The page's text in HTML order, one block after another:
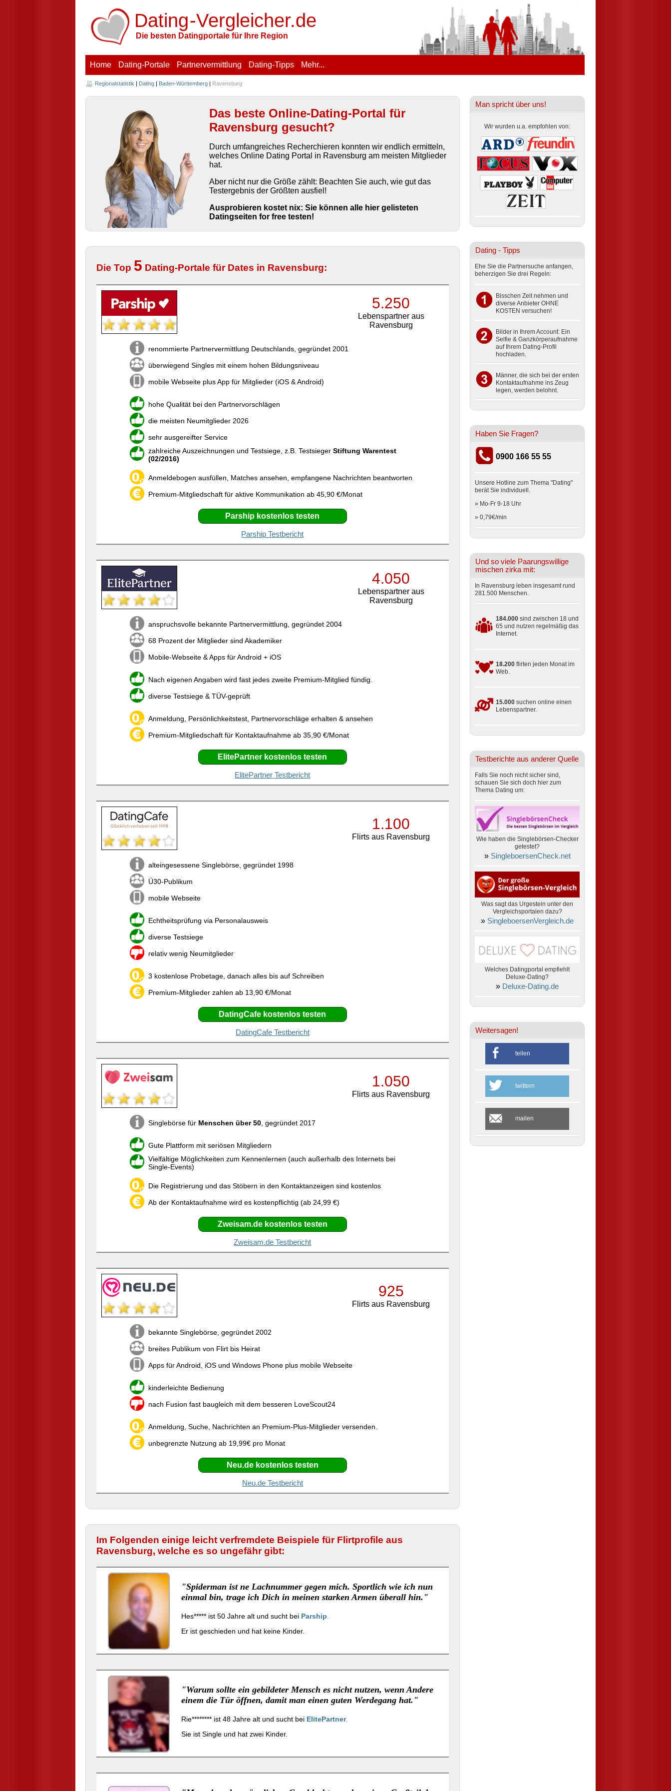
Dating-Vergleicher.de
Die besten Datingportale für Ihre Region
Home Dating-Portale Partnervermittlung Dating-Tipps Mehr...
Regionalstatistik | Dating | Baden-Württemberg | Ravensburg
Das beste Online-Dating-Portal für
Ravensburg gesucht?
Durch umfangreiches Recherchieren konnten wir endlich ermitteln,
welches Online Dating Portal in Ravensburg am meisten Mitglieder
hat.
Aber nicht nur die Größe zählt: Beachten Sie auch, wie gut das
Testergebnis der Größten ausfiel!
Ausprobieren kostet nix: Sie können alle hier gelisteten
Datingseiten for free testen!
Die Top 5 Dating-Portale für Dates in Ravensburg:
5.250
Lebenspartner aus
Ravensburg
renommierte Partnervermittlung Deutschlands, gegründet 2001
überwiegend Singles mit einem hohen Bildungsniveau
mobile Webseite plus App für Mitglieder (iOS & Android)
hohe Qualität bei den Partnervorschlägen
die meisten Neumitglieder 2026
sehr ausgereifter Service
zahlreiche Auszeichnungen und Testsiege, z.B. Testsieger Stiftung Warentest
(02/2016)
Anmeldebogen ausfüllen, Matches ansehen, empfangene Nachrichten beantworten
Premium-Mitgliedschaft für aktive Kommunikation ab 45,90 €/Monat
Parship kostenlos testen
Parship Testbericht
4.050
Lebenspartner aus
Ravensburg
anspruchsvolle bekannte Partnervermittlung, gegründet 2004
68 Prozent der Mitglieder sind Akademiker
Mobile-Webseite & Apps für Android + iOS
Nach eigenen Angaben wird fast jedes zweite Premium-Mitglied fündig.
diverse Testsiege & TÜV-geprüft
Anmeldung, Persönlichkeitstest, Partnervorschläge erhalten & ansehen
Premium-Mitgliedschaft für Kontaktaufnahme ab 35,90 €/Monat
ElitePartner kostenlos testen
ElitePartner Testbericht
1.100
Flirts aus Ravensburg
alteingesessene Singlebörse, gegründet 1998
Ü30-Publikum
mobile Webseite
Echtheitsprüfung via Personalausweis
diverse Testsiege
relativ wenig Neumitglieder
3 kostenlose Probetage, danach alles bis auf Schreiben
Premium-Mitglieder zahlen ab 13,90 €/Monat
DatingCafe kostenlos testen
DatingCafe Testbericht
1.050
Flirts aus Ravensburg
Singlebörse für Menschen über 50, gegründet 2017
Gute Plattform mit seriösen Mitgliedern
Vielfältige Möglichkeiten zum Kennenlernen (auch außerhalb des Internets bei
Single-Events)
Die Registrierung und das Stöbern in den Kontaktanzeigen sind kostenlos
Ab der Kontaktaufnahme wird es kostenpflichtig (ab 24,99 €)
Zweisam.de kostenlos testen
Zweisam.de Testbericht
925
Flirts aus Ravensburg
bekannte Singlebörse, gegründet 2002
breites Publikum von Flirt bis Heirat
Apps für Android, iOS und Windows Phone plus mobile Webseite
kinderleichte Bedienung
nach Fusion fast baugleich mit dem besseren LoveScout24
Anmeldung, Suche, Nachrichten an Premium-Plus-Mitglieder versenden.
unbegrenzte Nutzung ab 19,99€ pro Monat
Neu.de kostenlos testen
Neu.de Testbericht
Im Folgenden einige leicht verfremdete Beispiele für Flirtprofile aus
Ravensburg, welche es so ungefähr gibt:
"Spiderman ist ne Lachnummer gegen mich. Sportlich wie ich nun
einmal bin, trage ich Dich in meinen starken Armen überall hin."
Hes***** ist 50 Jahre alt und sucht bei Parship
Er ist geschieden und hat keine Kinder.
"Warum sollte ein gebildeter Mensch es nicht nutzen, wenn Andere
einem die Tür öffnen, damit man einen guten Werdegang hat."
Rie******** ist 48 Jahre alt und sucht bei ElitePartner.
Sie ist Single und hat zwei Kinder.
Man spricht über uns!
Wir wurden u.a. empfohlen von:
Dating - Tipps
Ehe Sie die Partnersuche anfangen,
beherzigen Sie drei Regeln:
Bisschen Zeit nehmen und
diverse Anbieter OHNE
KOSTEN versuchen!
Bilder in Ihrem Account: Ein
Selfie & Ganzkörperaufnahme
auf Ihrem Dating-Profil
hochladen.
Männer, die sich bei der ersten
Kontaktaufnahme ins Zeug
legen, werden belohnt.
Haben Sie Fragen?
0900 166 55 55
Unsere Hotline zum Thema "Dating"
berät Sie individuell.
» Mo-Fr 9-18 Uhr
» 0,79€/min
Und so viele Paarungswillige
mischen zirka mit:
In Ravensburg leben insgesamt rund
281.500 Menschen.
184.000 sind zwischen 18 und
65 und nutzen regelmäßig das
Internet.
18.200 flirten jeden Monat im
Web.
15.000 suchen online einen
Lebenspartner.
Testberichte aus anderer Quelle
Falls Sie noch nicht sicher sind,
schauen Sie sich doch hier zum
Thema Dating um:
Wie haben die Singlebörsen-Checker
getestet?
» SingleboersenCheck.net
Was sagt das Urgestein unter den
Vergleichsportalen dazu?
» SingleboersenVergleich.de
Welches Datingportal empfiehlt
Deluxe-Dating?
» Deluxe-Dating.de
Weitersagen!
teilen
twittern
mailen